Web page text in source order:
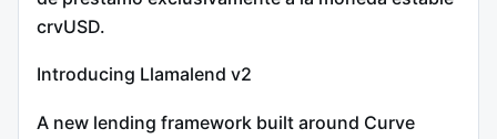
crvUSD.
Introducing Llamalend v2
A new lending framework built around Curve